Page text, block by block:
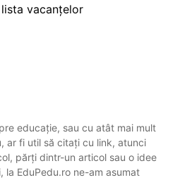
vacanțelor
educație, sau cu atât mai mult
ar fi util să citați cu link, atunci
părți dintr-un articol sau o idee
la EduPedu.ro ne-am asumat